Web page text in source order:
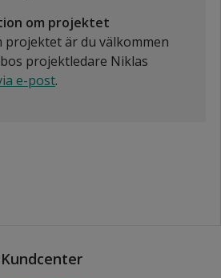
om projektet
projektet är du välkommen
projektledare Niklas
e-post.
Kundcenter